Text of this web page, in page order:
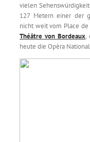
vielen
127 Metern einer der
nicht weit vom Place
Théâtre von Bordeaux,
heute die Opèra